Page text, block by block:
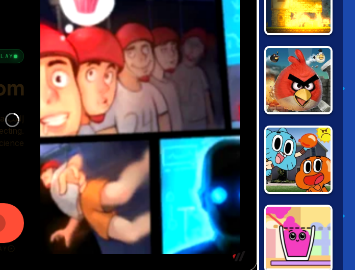
ARSONIST
ANGRY BIRDS
WATER SONS